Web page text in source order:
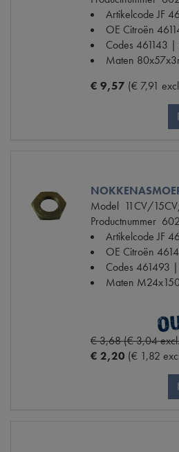
Artikelcode JF
OE Citroën
Codes 461143 |
Maten
€ 9,57 (€ 7,91
Model 11CV/
Productnummer
Artikelcode JF
OE Citroën
Codes 461493
Maten
€ 3,68 (€ 3,04
€ 2,20 (€ 1,82